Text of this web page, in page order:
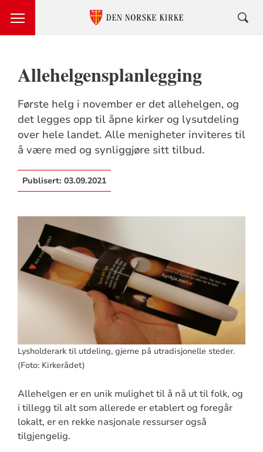
Allehelgensplanlegging
Første helg i november er det allehelgen, og
det legges opp til åpne kirker og lysutdeling
over hele landet. Alle menigheter inviteres til
å være med og synliggjøre sitt tilbud.
Publisert: 03.09.2021
Lysholderark til utdeling, gjerne på utradisjonelle steder.
(Foto: Kirkerådet)
Allehelgen er en unik mulighet til å nå ut til folk, og
i tillegg til alt som allerede er etablert og foregår
lokalt, er en rekke nasjonale ressurser også
tilgjengelig.